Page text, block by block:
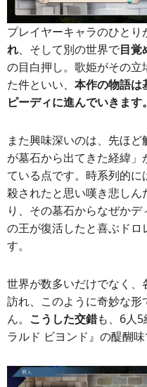
プレイヤーキャラのひとり
れ、そして別の世界で目覚
の目白押し。歌姫がその
た件といい、 本作の物語は
ピーディに進んでいきます。
また興味深いのは、先ほ
が墓石から出てきた経緯
ている点です。時系列的に
殺されたと思い嘆き悲し
り、その墓石からなぜか
の王が復活したと喜ぶド
す。
世界が数多いだけでなく
訪れ、このように奇妙な
ん。 こうした交錯も、6人5
ラルド ビヨンド』の醍醐味